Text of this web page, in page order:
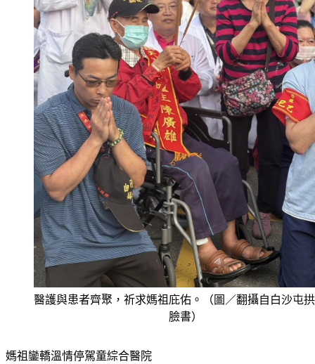
醫護與患者齊聚，祈求媽祖庇佑。（圖／翻攝自白沙屯
臉書）
媽祖鑾轎溫情停駕童綜合醫院